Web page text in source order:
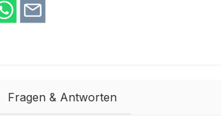
Fragen & Antworten